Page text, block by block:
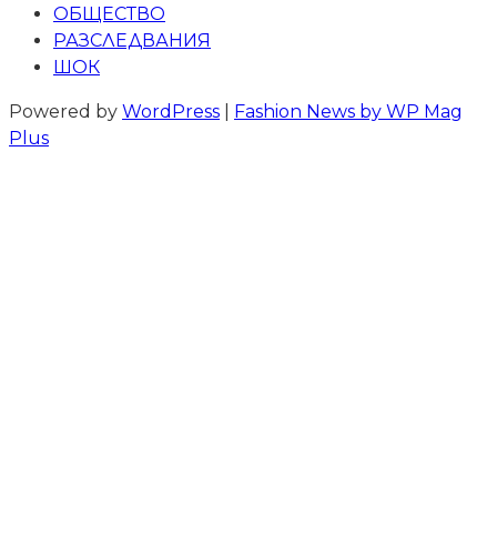
ОБЩЕСТВО
РАЗСЛЕДВАНИЯ
ШОК
Powered by WordPress
Fashion News by WP Mag
Plus